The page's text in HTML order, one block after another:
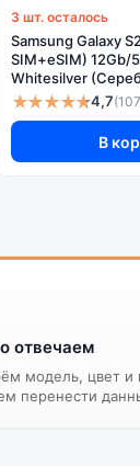
сервисов
3 шт. осталось
Samsung Galaxy
SIM+eSIM) 12Gb/
Whitesilver
★★★★★4,7
В
отвечаем
модель, цвет и
перенести